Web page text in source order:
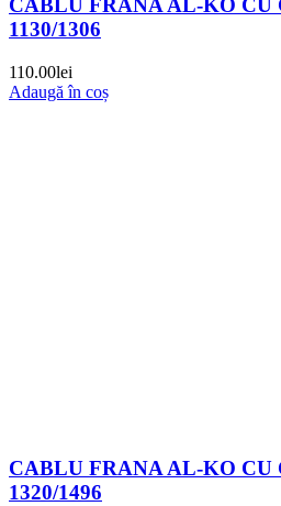
CABLU FRANA AL-KO CU
1130/1306
110.00lei
Adaugă în coș
CABLU FRANA AL-KO CU
1320/1496